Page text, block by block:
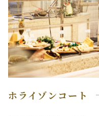
ホライゾンコート